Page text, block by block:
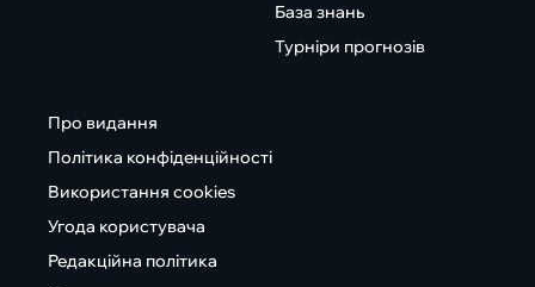
База знань
Турніри прогнозів
Про видання
Політика конфіденційності
Використання cookies
Угода користувача
Редакційна політика